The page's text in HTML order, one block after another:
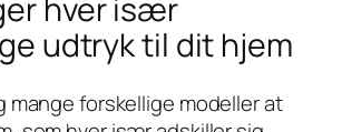
hver især
udtryk til dit hjem
mange forskellige modeller at